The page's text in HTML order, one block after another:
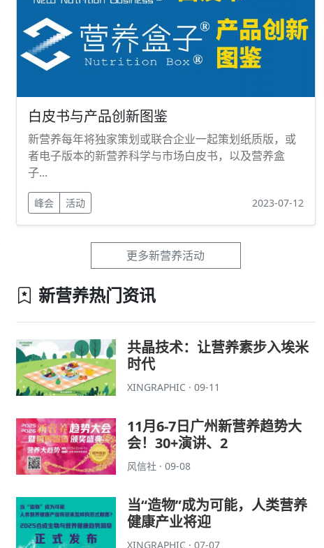
白皮书与产品创新图鉴
新营养每年将独家策划或联合企业一起策划纸质版，或
者电子版本的新营养科学与市场白皮书，以及营养盒
子...
峰会 活动 2023-07-12
更多新营养活动
新营养热门资讯
共晶技术：让营养素步入埃米
时代
XINGRAPHIC · 09-11
11月6-7日广州新营养趋势大
会！30+演讲、2
风信社 · 09-08
当“造物”成为可能，人类营养
健康产业将迎
XINGRAPHIC · 07-07